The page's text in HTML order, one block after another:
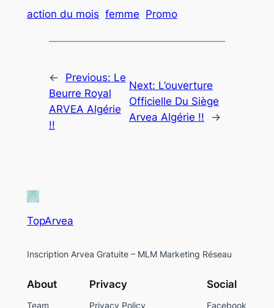
action du mois femme Promo
← Previous: Le
Beurre Royal
ARVEA Algérie
!!
Next: L’ouverture
Officielle Du Siège
Arvea Algérie !!
→
TopArvea
Inscription Arvea Gratuite – MLM Marketing Réseau
About
Team
Privacy
Privacy Policy
Social
Facebook